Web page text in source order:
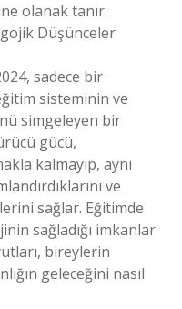
olanak tanır.
Düşünceler
sadece bir
sisteminin ve
simgeleyen bir
gücü,
kalmayıp, aynı
ve
sağlar. Eğitimde
sağladığı imkanlar
bireylerin
geleceğini nasıl